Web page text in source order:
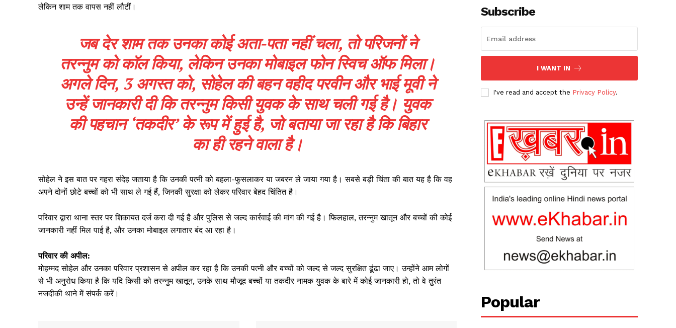
News Week
Company
लेकिन शाम तक वापस नहीं लौटीं।
जब देर शाम तक उनका कोई अता-पता नहीं चला, तो परिजनों ने
तरन्नुम को कॉल किया, लेकिन उनका मोबाइल फोन स्विच ऑफ मिला।
अगले दिन, 3 अगस्त को, सोहेल की बहन वहीद परवीन और भाई मूवी ने
उन्हें जानकारी दी कि तरन्नुम किसी युवक के साथ चली गई है। युवक
की पहचान ‘तकदीर’ के रूप में हुई है, जो बताया जा रहा है कि बिहार
का ही रहने वाला है।
सोहेल ने इस बात पर गहरा संदेह जताया है कि उनकी पत्नी को बहला-फुसलाकर या जबरन ले जाया गया है। सबसे बड़ी चिंता की बात यह है कि वह
अपने दोनों छोटे बच्चों को भी साथ ले गई हैं, जिनकी सुरक्षा को लेकर परिवार बेहद चिंतित है।
परिवार द्वारा थाना स्तर पर शिकायत दर्ज करा दी गई है और पुलिस से जल्द कार्रवाई की मांग की गई है। फिलहाल, तरन्नुम खातून और बच्चों की कोई
जानकारी नहीं मिल पाई है, और उनका मोबाइल लगातार बंद आ रहा है।
परिवार की अपील:
मोहम्मद सोहेल और उनका परिवार प्रशासन से अपील कर रहा है कि उनकी पत्नी और बच्चों को जल्द से जल्द सुरक्षित ढूंढा जाए। उन्होंने आम लोगों
से भी अनुरोध किया है कि यदि किसी को तरन्नुम खातून, उनके साथ मौजूद बच्चों या तकदीर नामक युवक के बारे में कोई जानकारी हो, तो वे तुरंत
नजदीकी थाने में संपर्क करें।
Subscribe
I WANT IN
I've read and accept the Privacy Policy.
Popular